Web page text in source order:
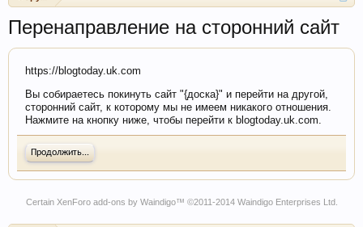
Перенаправление на сторонний сайт
https://blogtoday.uk.com
Вы собираетесь покинуть сайт "{доска}" и перейти на другой,
сторонний сайт, к которому мы не имеем никакого отношения.
Нажмите на кнопку ниже, чтобы перейти к blogtoday.uk.com.
Продолжить...
Certain XenForo add-ons by Waindigo™ ©2011-2014 Waindigo Enterprises Ltd.